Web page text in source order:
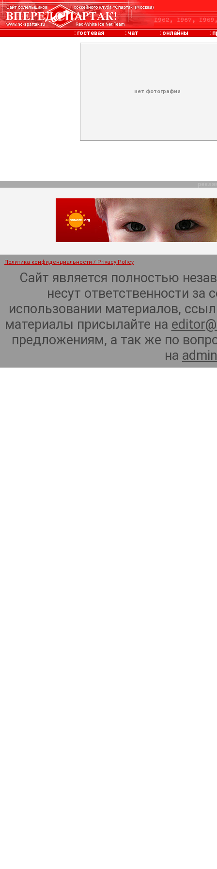
: гостевая : чат : онлайны :
нет фотографии
Политика конфиденциальности / Privacy Policy
Сайт является полностью
несут ответственности
использовании материалов,
материалы присылайте на
предложениям, а так же по
на